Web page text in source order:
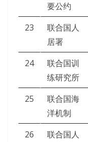
要公约
23
联合国人
居署
24
联合国训
练研究所
25
联合国海
洋机制
26
联合国人